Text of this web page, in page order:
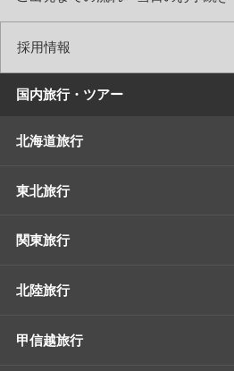
採用情報
国内旅行・ツアー
北海道旅行
東北旅行
関東旅行
北陸旅行
甲信越旅行